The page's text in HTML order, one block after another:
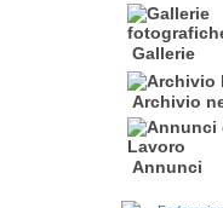
Gallerie
Archivio
Annunci